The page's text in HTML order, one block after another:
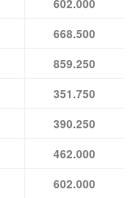
602.000
668.500
859.250
351.750
390.250
462.000
602.000